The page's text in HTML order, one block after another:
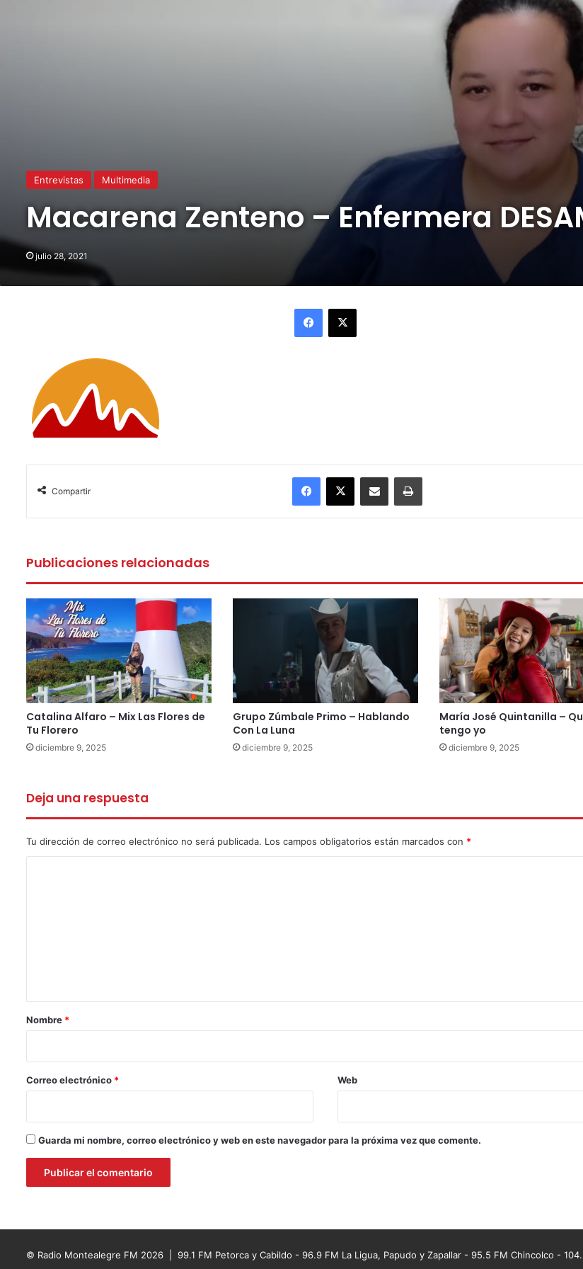
Entrevistas Multimedia
Macarena Zenteno – Enfermera
julio 28, 2021
Compartir
X Compartir por correo electrónico
Publicaciones relacionadas
Catalina Alfaro – Mix Las Flores de
Tu Florero
diciembre 9, 2025
Grupo Zúmbale Primo – Hablando
Con La Luna
diciembre 9, 2025
María José Quintanilla –
tengo yo
diciembre 9, 2025
Deja una respuesta
Tu dirección de correo electrónico no será publicada. Los campos obligatorios están marcados con *
r
*
Nombre *
Correo electrónico * Web
Guarda mi nombre, correo electrónico y web en este navegador para la próxima vez que comente.
© Radio Montealegre FM 2026 | 99.1 FM Petorca y Cabildo - 96.9 FM La Ligua, Papudo y Zapallar - 95.5 FM Chincolco -